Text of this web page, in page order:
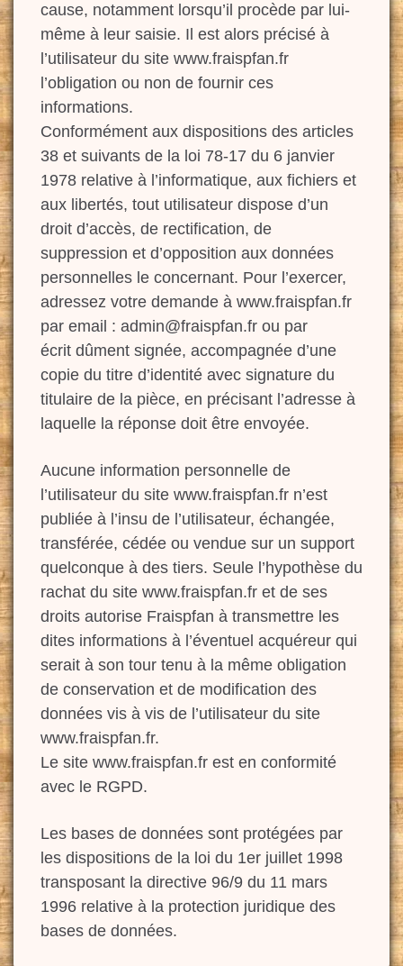
cause, notamment lorsqu’il procède par lui-
même à leur saisie. Il est alors précisé à
l’utilisateur du site www.fraispfan.fr
l’obligation ou non de fournir ces
informations.
Conformément aux dispositions des articles
38 et suivants de la loi 78-17 du 6 janvier
1978 relative à l’informatique, aux fichiers et
aux libertés, tout utilisateur dispose d’un
droit d’accès, de rectification, de
suppression et d’opposition aux données
personnelles le concernant. Pour l’exercer,
adressez votre demande à www.fraispfan.fr
par email : admin@fraispfan.fr ou par
écrit dûment signée, accompagnée d’une
copie du titre d’identité avec signature du
titulaire de la pièce, en précisant l’adresse à
laquelle la réponse doit être envoyée.
Aucune information personnelle de
l’utilisateur du site www.fraispfan.fr n’est
publiée à l’insu de l’utilisateur, échangée,
transférée, cédée ou vendue sur un support
quelconque à des tiers. Seule l’hypothèse du
rachat du site www.fraispfan.fr et de ses
droits autorise Fraispfan à transmettre les
dites informations à l’éventuel acquéreur qui
serait à son tour tenu à la même obligation
de conservation et de modification des
données vis à vis de l’utilisateur du site
www.fraispfan.fr.
Le site www.fraispfan.fr est en conformité
avec le RGPD.
Les bases de données sont protégées par
les dispositions de la loi du 1er juillet 1998
transposant la directive 96/9 du 11 mars
1996 relative à la protection juridique des
bases de données.